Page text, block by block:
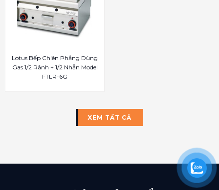
Lotus Bếp Chiên Phẳng Dùng
Gas 1/2 Rãnh + 1/2 Nhẵn Model
FTLR-6G
XEM TẤT CẢ